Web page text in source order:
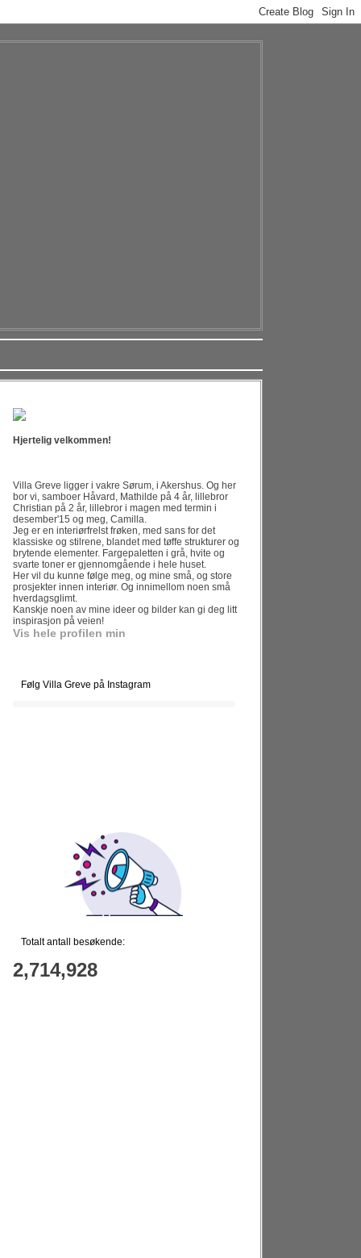
Hjertelig velkommen!
Villa Greve ligger i vakre Sørum, i Akershus. Og her
bor vi, samboer Håvard, Mathilde på 4 år, lillebror
Christian på 2 år, lillebror i magen med termin i
desember'15 og meg, Camilla.
Jeg er en interiørfrelst frøken, med sans for det
klassiske og stilrene, blandet med tøffe strukturer og
brytende elementer. Fargepaletten i grå, hvite og
svarte toner er gjennomgående i hele huset.
Her vil du kunne følge meg, og mine små, og store
prosjekter innen interiør. Og innimellom noen små
hverdagsglimt.
Kanskje noen av mine ideer og bilder kan gi deg litt
inspirasjon på veien!
Vis hele profilen min
Følg Villa Greve på Instagram
Totalt antall besøkende:
2,714,928